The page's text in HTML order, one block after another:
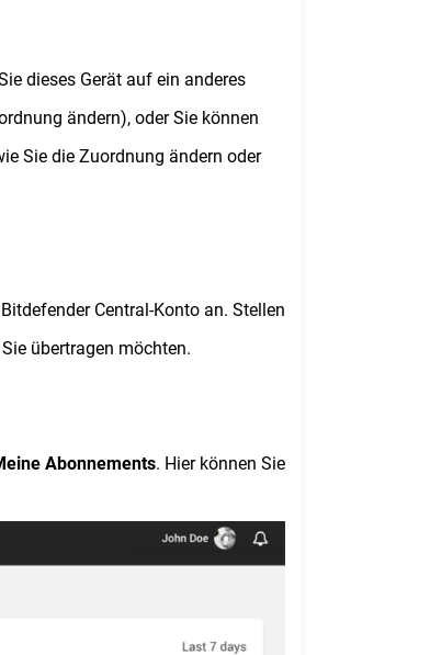
dieses Gerät auf ein anderes
ändern), oder Sie können
Sie die Zuordnung ändern oder
Central-Konto an. Stellen
übertragen möchten.
Abonnements. Hier können Sie